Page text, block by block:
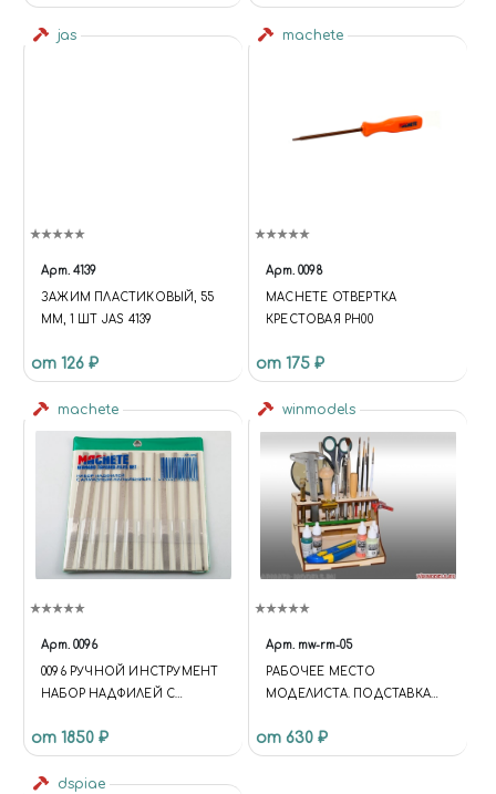
jas
Арт. 4139
ЗАЖИМ ПЛАСТИКОВЫЙ, 55
ММ, 1 ШТ JAS 4139
от 126 ₽
machete
Арт. 0098
MACHETE ОТВЕРТКА
КРЕСТОВАЯ PH00
от 175 ₽
machete
Арт. 0096
0096 РУЧНОЙ ИНСТРУМЕНТ
НАБОР НАДФИЛЕЙ С
от 1850 ₽
winmodels
Арт. mw-rm-05
РАБОЧЕЕ МЕСТО
МОДЕЛИСТА. ПОДСТАВКА
ОБНОВЛЁННАЯ ВЕРСИЯ.
от 630 ₽
dspiae